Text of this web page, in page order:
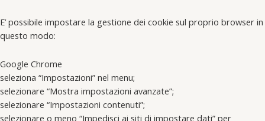
E’ possibile impostare la gestione dei cookie sul proprio browser in
questo modo:
Google Chrome
seleziona “Impostazioni” nel menu;
selezionare “Mostra impostazioni avanzate”;
selezionare “Impostazioni contenuti”;
selezionare o meno “Impedisci ai siti di impostare dati” per